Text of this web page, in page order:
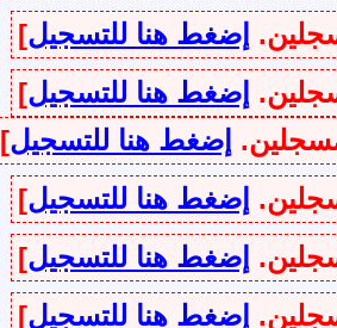
إضغط هنا للتسجيل]
إضغط هنا للتسجيل]
إضغط هنا للتسجيل]
إضغط هنا للتسجيل]
إضغط هنا للتسجيل]
إضغط هنا للتسجيل]